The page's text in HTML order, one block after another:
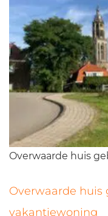
Overwaarde huis
Overwaarde huis
vakantiewoning